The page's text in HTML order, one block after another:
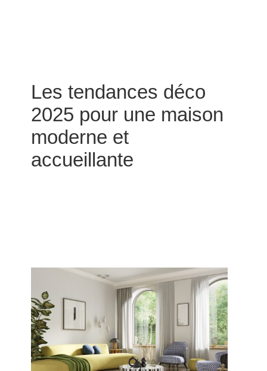
Les tendances déco
2025 pour une maison
moderne et
accueillante